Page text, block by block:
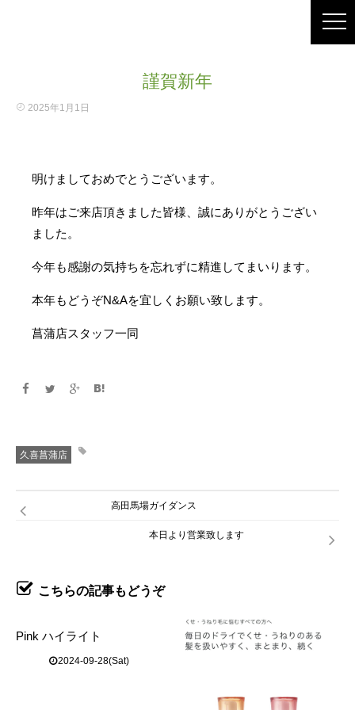
謹賀新年
2025年1月1日
明けましておめでとうございます。
昨年はご来店頂きました皆様、誠にありがとうござい
ました。
今年も感謝の気持ちを忘れずに精進してまいります。
本年もどうぞN&Aを宜しくお願い致します。
菖蒲店スタッフ一同
久喜菖蒲店
高田馬場ガイダンス
本日より営業致します
こちらの記事もどうぞ
Pink ハイライト
2024-09-28(Sat)